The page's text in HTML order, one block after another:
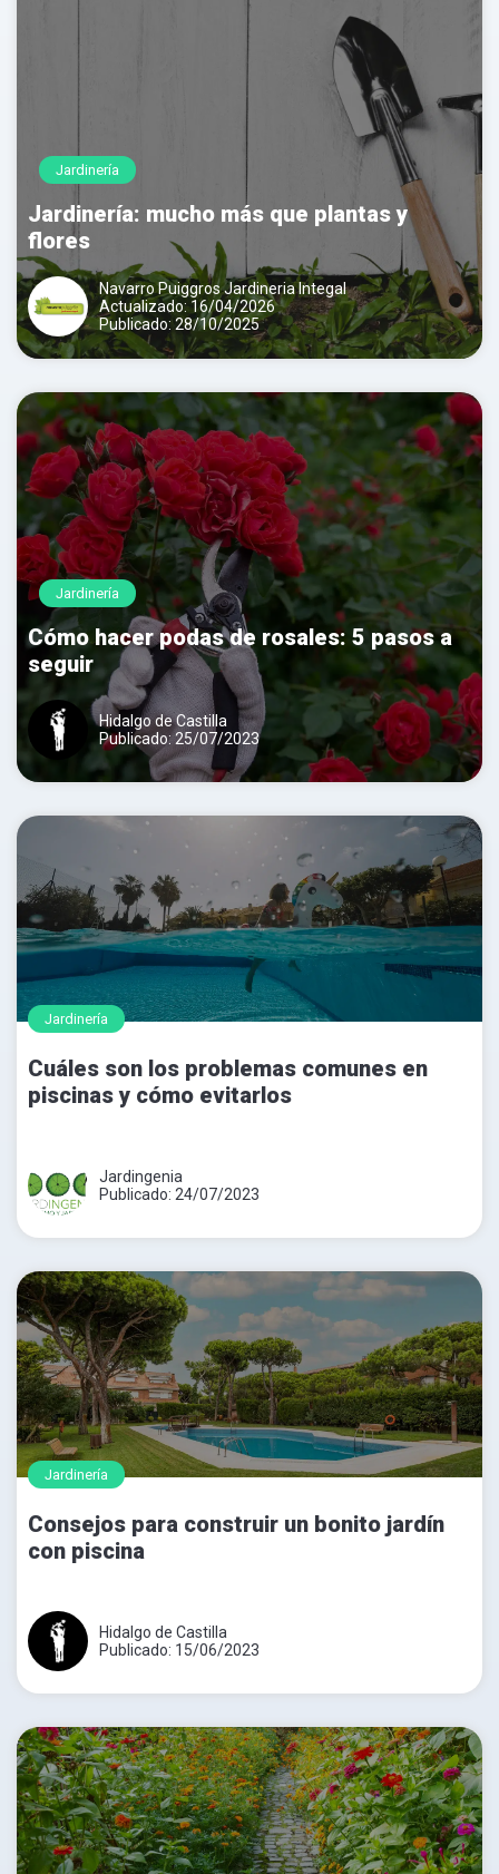
Jardinería
Jardinería: mucho más que plantas y
flores
Navarro Puiggros Jardineria Integal
Actualizado: 16/04/2026
Publicado: 28/10/2025
Jardinería
Cómo hacer podas de rosales: 5 pasos a
seguir
Hidalgo de Castilla
Publicado: 25/07/2023
Jardinería
Cuáles son los problemas comunes en
piscinas y cómo evitarlos
Jardingenia
Publicado: 24/07/2023
Jardinería
Consejos para construir un bonito jardín
con piscina
Hidalgo de Castilla
Publicado: 15/06/2023